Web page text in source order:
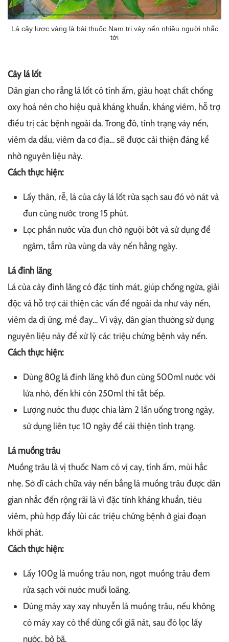
Lá cây lược vàng là bài thuốc Nam trị vảy nến nhiều người nhắc
tới
Cây lá lốt
Dân gian cho rằng lá lốt có tính ấm, giàu hoạt chất chống
oxy hoá nên cho hiệu quả kháng khuẩn, kháng viêm, hỗ trợ
điều trị các bệnh ngoài da. Trong đó, tình trạng vảy nến,
viêm da dầu, viêm da cơ địa… sẽ được cải thiện đáng kể
nhờ nguyên liệu này.
Cách thực hiện:
Lấy thân, rễ, lá của cây lá lốt rửa sạch sau đó vò nát và
đun cùng nước trong 15 phút.
Lọc phần nước vừa đun chờ nguội bớt và sử dụng để
ngâm, tắm rửa vùng da vảy nến hằng ngày.
Lá đinh lăng
Lá của cây đinh lăng có đặc tính mát, giúp chống ngứa, giải
độc và hỗ trợ cải thiện các vấn đề ngoài da như vảy nến,
viêm da dị ứng, mề đay… Vì vậy, dân gian thường sử dụng
nguyên liệu này để xử lý các triệu chứng bệnh vảy nến.
Cách thực hiện:
Dùng 80g lá đinh lăng khô đun cùng 500ml nước với
lửa nhỏ, đến khi còn 250ml thì tắt bếp.
Lượng nước thu được chia làm 2 lần uống trong ngày,
sử dụng liên tục 10 ngày để cải thiện tình trạng.
Lá muồng trâu
Muồng trâu là vị thuốc Nam có vị cay, tính ấm, mùi hắc
nhẹ. Sở dĩ cách chữa vảy nến bằng lá muồng trâu được dân
gian nhắc đến rộng rãi là vì đặc tính kháng khuẩn, tiêu
viêm, phù hợp đẩy lùi các triệu chứng bệnh ở giai đoạn
khởi phát.
Cách thực hiện:
Lấy 100g lá muồng trâu non, ngọt muồng trâu đem
rửa sạch với nước muối loãng.
Dùng máy xay xay nhuyễn lá muồng trâu, nếu không
có máy xay có thể dùng cối giã nát, sau đó lọc lấy
nước, bỏ bã.